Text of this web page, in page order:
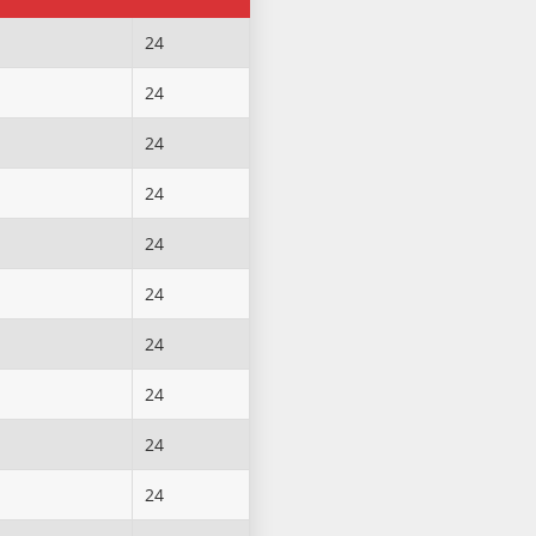
24
24
24
24
24
24
24
24
24
24